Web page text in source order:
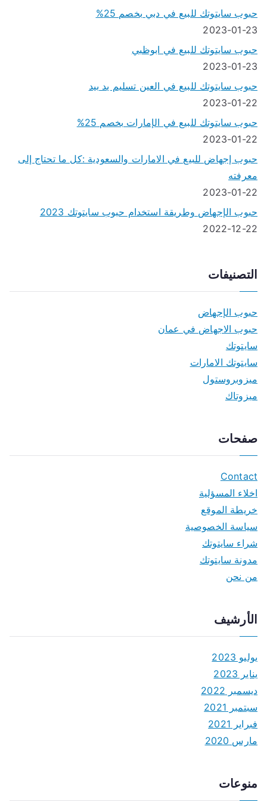
حبوب سايتوتك للبيع في دبي بخصم 25%
2023-01-23
حبوب سايتوتك للبيع في ابوظبي
2023-01-23
حبوب سايتوتك للبيع في العين تسليم يد بيد
2023-01-22
حبوب سايتوتك للبيع في الإمارات بخصم 25%
2023-01-22
حبوب إجهاض للبيع في الامارات والسعودية :كل ما تحتاج إلى
معرفته
2023-01-22
حبوب الإجهاض وطريقة استخدام حبوب سايتوتك 2023
2022-12-22
التصنيفات
حبوب الإجهاض
حبوب الاجهاض في عمان
سايتوتك
سايتوتك الامارات
ميزوبروستول
ميزوتاك
صفحات
Contact
اخلاء المسؤلية
خريطة الموقع
سياسة الخصوصية
شراء سايتوتك
مدونة سايتوتك
من نحن
الأرشيف
يوليو 2023
يناير 2023
ديسمبر 2022
سبتمبر 2021
فبراير 2021
مارس 2020
منوعات